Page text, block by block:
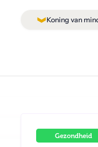
Koning van
Gezondheid